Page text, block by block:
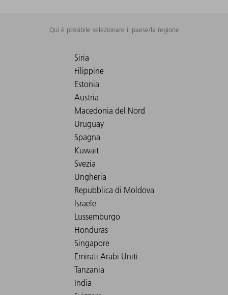
Qui è possibile selezionare il paese/la regione